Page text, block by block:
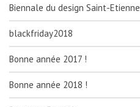
Biennale du design Saint-Etienne
blackfriday2018
Bonne année 2017 !
Bonne année 2018 !